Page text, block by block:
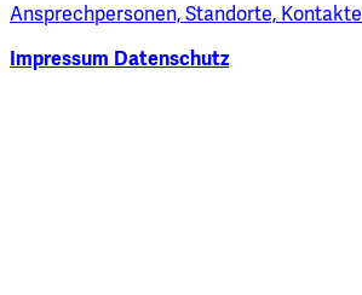
Ansprechpersonen, Standorte, Kontakte
Impressum Datenschutz